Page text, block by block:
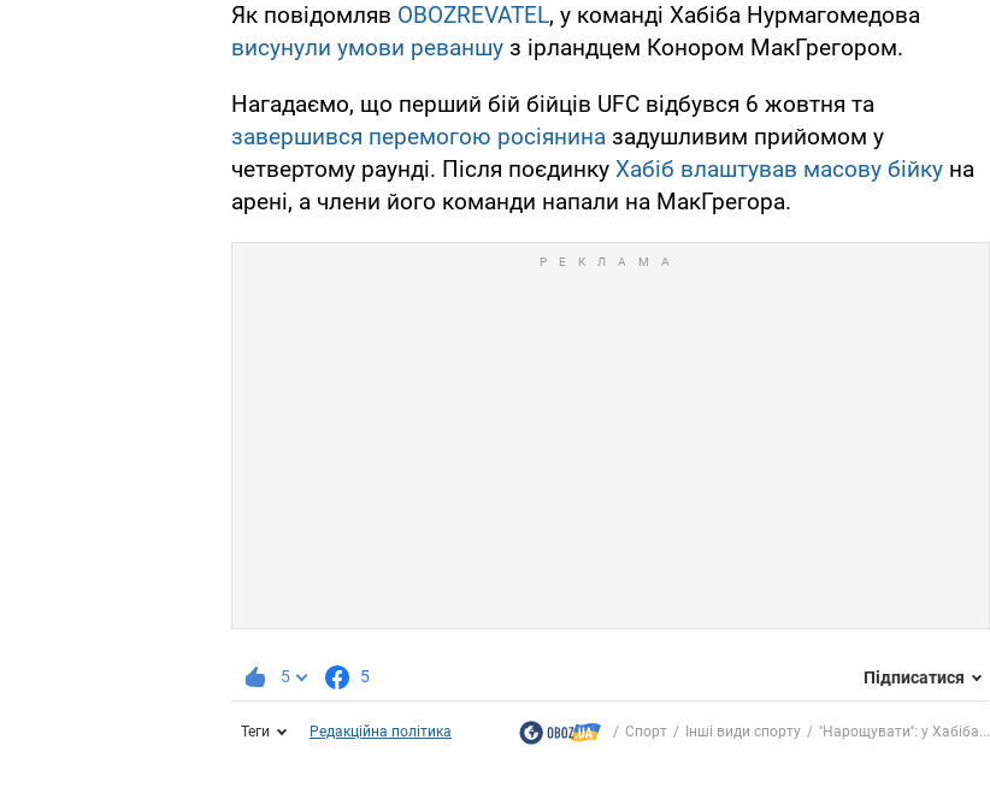
Як повідомляв OBOZREVATEL, у команді Хабіба Нурмагомедова
висунули умови реваншу з ірландцем Конором МакГрегором.
Нагадаємо, що перший бій бійців UFC відбувся 6 жовтня та
завершився перемогою росіянина задушливим прийомом у
четвертому раунді. Після поєдинку Хабіб влаштував масову бійку на
арені, а члени його команди напали на МакГрегора.
5 5 Підписатися
Теги Редакційна політика Спорт Інші види спорту ''Нарощувати'': у Хабіба...